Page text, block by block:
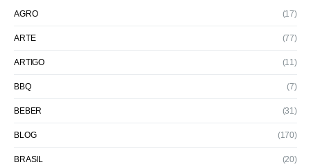
AGRO (17)
ARTE (77)
ARTIGO (11)
BBQ (7)
BEBER (31)
BLOG (170)
BRASIL (20)